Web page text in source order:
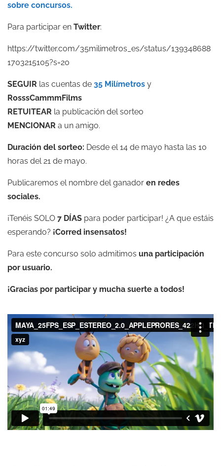
sobre concursos.
Para participar en Twitter:
https://twitter.com/35milimetros_es/status/139348688
1703215105?s=20
SEGUIR las cuentas de 35 Milímetros y
RosssCammmFilms
RETUITEAR la publicación del sorteo
MENCIONAR a un amigo.
Duración del sorteo: Desde el 14 de mayo hasta las 10
horas del 21 de mayo.
Publicaremos el nombre del ganador en redes
sociales.
¡Tenéis SOLO 7 DÍAS para poder participar! ¿A que estáis
esperando? ¡Corred insensatos!
Para este concurso solo admitimos una participación
por usuario.
¡Gracias por participar y mucha suerte a todos!